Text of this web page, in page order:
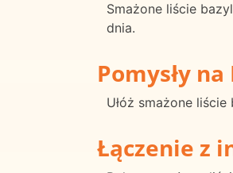
Smażone liście
dnia.
Pomysły
Ułóż smażone
Łączenie z